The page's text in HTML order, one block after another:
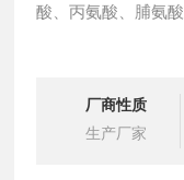
酸、丙氨酸、脯氨酸
厂商性质
生产厂家